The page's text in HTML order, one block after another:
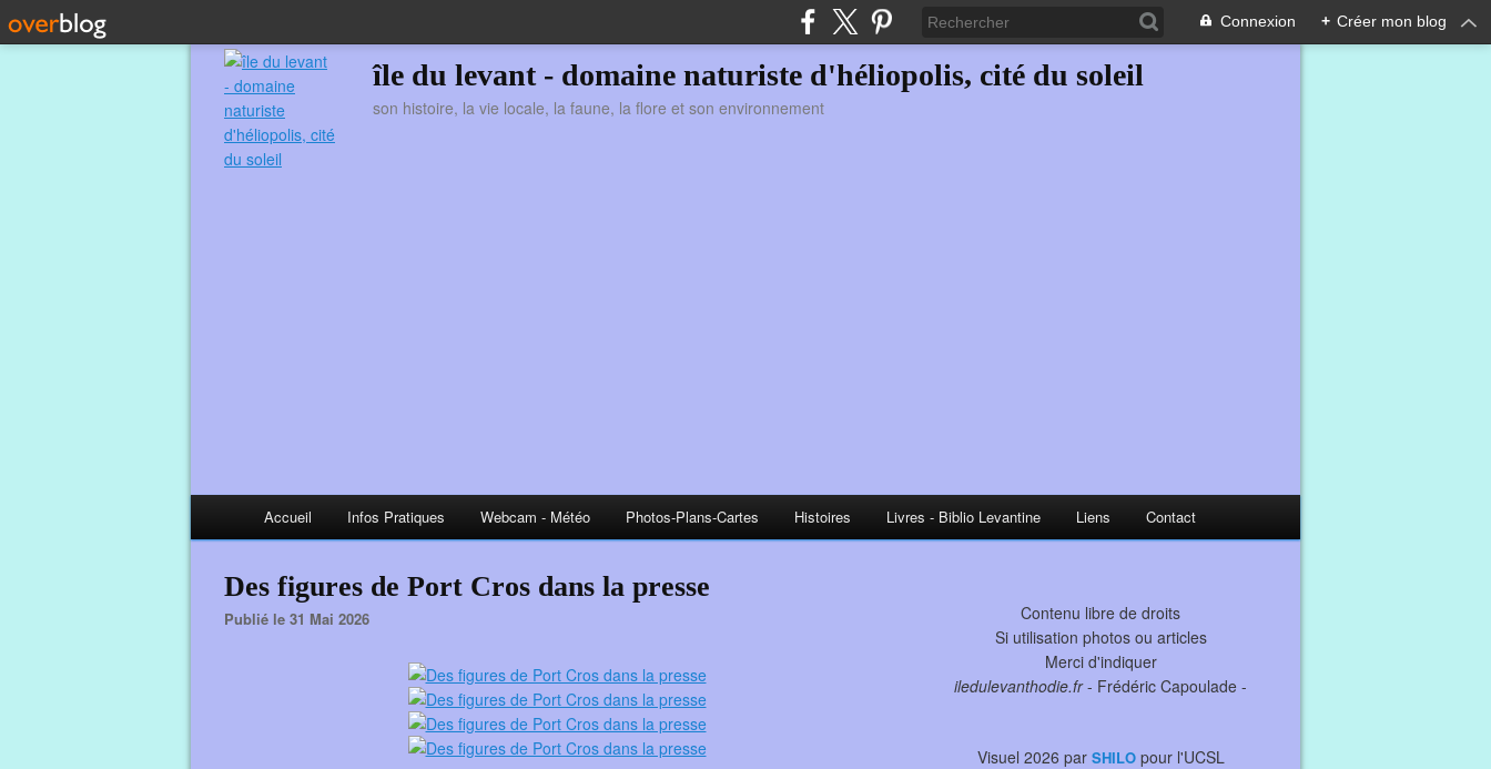
Connexion + Créer mon blog
île du levant - domaine naturiste d'héliopolis, cité du soleil
son histoire, la vie locale, la faune, la flore et son environnement
Accueil Infos Pratiques Webcam - Météo Photos-Plans-Cartes Histoires Livres - Biblio Levantine Liens Contact
Des figures de Port Cros dans la presse
Publié le 31 Mai 2026
Contenu libre de droits
Si utilisation photos ou articles
Merci d'indiquer
iledulevanthodie.fr- Frédéric Capoulade -
Visuel 2026 par SHILOpour l'UCSL